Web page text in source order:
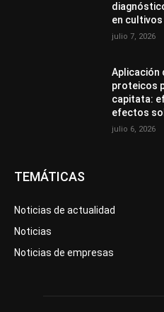
en
julio 7, 2026
Aplicación
proteicos
capitata:
efectos
julio 6, 2026
TEMÁTICAS
Noticias de actualidad
Noticias
Noticias de empresas